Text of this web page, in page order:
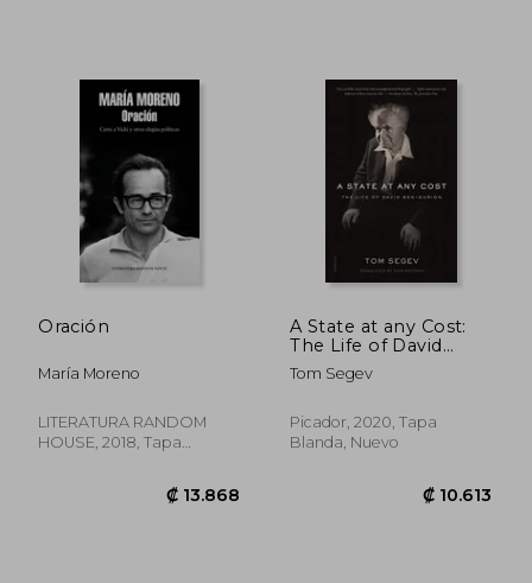
Oración
María Moreno
LITERATURA RANDOM
HOUSE, 2018, Tapa
A State at any Cost:
The Life of David
Ben-Gurion (en
Inglés)
Tom Segev
Picador, 2020, Tapa
Blanda, Nuevo